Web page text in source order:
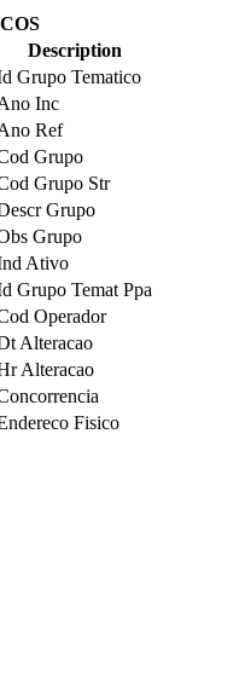
Description
Grupo Tematico
Inc
Ref
Grupo
Grupo Str
Grupo
Grupo
Ativo
Grupo Temat Ppa
Operador
Alteracao
Alteracao
Fisico